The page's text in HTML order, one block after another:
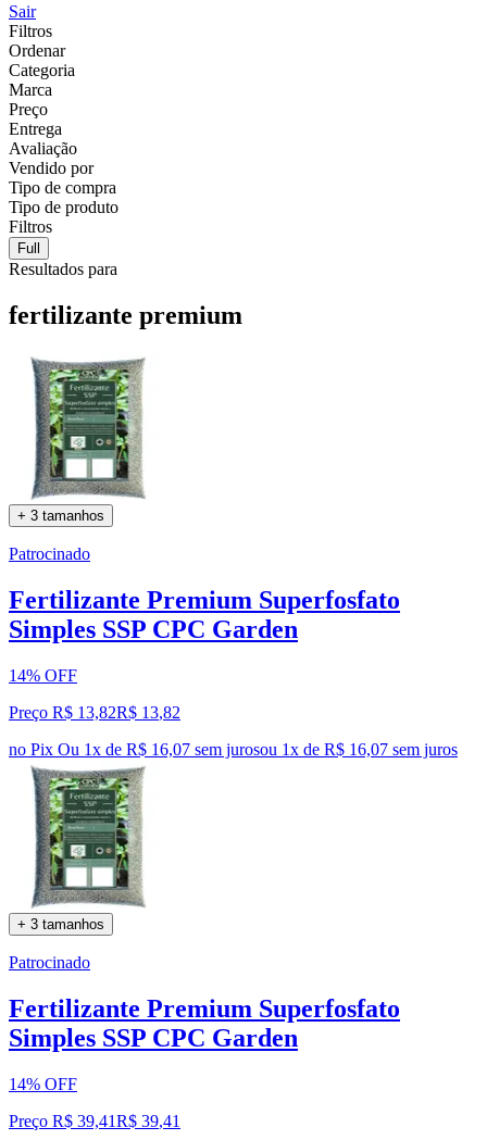
Sair
Filtros
Ordenar
Categoria
Marca
Preço
Entrega
Avaliação
Vendido por
Tipo de compra
Tipo de produto
Filtros
Full
Resultados para
fertilizante premium
+ 3 tamanhos
Patrocinado
Fertilizante Premium Superfosfato
Simples SSP CPC Garden
14% OFF
Preço R$ 13,82R$ 13,82
no Pix Ou 1x de R$ 16,07 sem jurosou 1x de R$ 16,07 sem juros
+ 3 tamanhos
Patrocinado
Fertilizante Premium Superfosfato
Simples SSP CPC Garden
14% OFF
Preço R$ 39,41R$ 39,41